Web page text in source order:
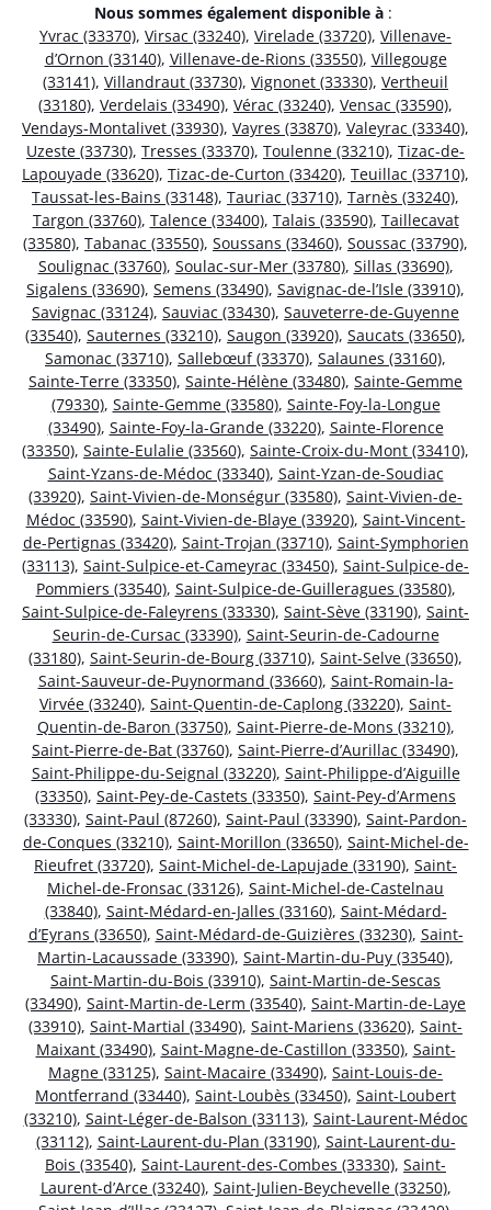
Nous sommes également disponible à :
Yvrac (33370), Virsac (33240), Virelade (33720), Villenave-
d’Ornon (33140), Villenave-de-Rions (33550), Villegouge
(33141), Villandraut (33730), Vignonet (33330), Vertheuil
(33180), Verdelais (33490), Vérac (33240), Vensac (33590),
Vendays-Montalivet (33930), Vayres (33870), Valeyrac (33340),
Uzeste (33730), Tresses (33370), Toulenne (33210), Tizac-de-
Lapouyade (33620), Tizac-de-Curton (33420), Teuillac (33710),
Taussat-les-Bains (33148), Tauriac (33710), Tarnès (33240),
Targon (33760), Talence (33400), Talais (33590), Taillecavat
(33580), Tabanac (33550), Soussans (33460), Soussac (33790),
Soulignac (33760), Soulac-sur-Mer (33780), Sillas (33690),
Sigalens (33690), Semens (33490), Savignac-de-l’Isle (33910),
Savignac (33124), Sauviac (33430), Sauveterre-de-Guyenne
(33540), Sauternes (33210), Saugon (33920), Saucats (33650),
Samonac (33710), Sallebœuf (33370), Salaunes (33160),
Sainte-Terre (33350), Sainte-Hélène (33480), Sainte-Gemme
(79330), Sainte-Gemme (33580), Sainte-Foy-la-Longue
(33490), Sainte-Foy-la-Grande (33220), Sainte-Florence
(33350), Sainte-Eulalie (33560), Sainte-Croix-du-Mont (33410),
Saint-Yzans-de-Médoc (33340), Saint-Yzan-de-Soudiac
(33920), Saint-Vivien-de-Monségur (33580), Saint-Vivien-de-
Médoc (33590), Saint-Vivien-de-Blaye (33920), Saint-Vincent-
de-Pertignas (33420), Saint-Trojan (33710), Saint-Symphorien
(33113), Saint-Sulpice-et-Cameyrac (33450), Saint-Sulpice-de-
Pommiers (33540), Saint-Sulpice-de-Guilleragues (33580),
Saint-Sulpice-de-Faleyrens (33330), Saint-Sève (33190), Saint-
Seurin-de-Cursac (33390), Saint-Seurin-de-Cadourne
(33180), Saint-Seurin-de-Bourg (33710), Saint-Selve (33650),
Saint-Sauveur-de-Puynormand (33660), Saint-Romain-la-
Virvée (33240), Saint-Quentin-de-Caplong (33220), Saint-
Quentin-de-Baron (33750), Saint-Pierre-de-Mons (33210),
Saint-Pierre-de-Bat (33760), Saint-Pierre-d’Aurillac (33490),
Saint-Philippe-du-Seignal (33220), Saint-Philippe-d’Aiguille
(33350), Saint-Pey-de-Castets (33350), Saint-Pey-d’Armens
(33330), Saint-Paul (87260), Saint-Paul (33390), Saint-Pardon-
de-Conques (33210), Saint-Morillon (33650), Saint-Michel-de-
Rieufret (33720), Saint-Michel-de-Lapujade (33190), Saint-
Michel-de-Fronsac (33126), Saint-Michel-de-Castelnau
(33840), Saint-Médard-en-Jalles (33160), Saint-Médard-
d’Eyrans (33650), Saint-Médard-de-Guizières (33230), Saint-
Martin-Lacaussade (33390), Saint-Martin-du-Puy (33540),
Saint-Martin-du-Bois (33910), Saint-Martin-de-Sescas
(33490), Saint-Martin-de-Lerm (33540), Saint-Martin-de-Laye
(33910), Saint-Martial (33490), Saint-Mariens (33620), Saint-
Maixant (33490), Saint-Magne-de-Castillon (33350), Saint-
Magne (33125), Saint-Macaire (33490), Saint-Louis-de-
Montferrand (33440), Saint-Loubès (33450), Saint-Loubert
(33210), Saint-Léger-de-Balson (33113), Saint-Laurent-Médoc
(33112), Saint-Laurent-du-Plan (33190), Saint-Laurent-du-
Bois (33540), Saint-Laurent-des-Combes (33330), Saint-
Laurent-d’Arce (33240), Saint-Julien-Beychevelle (33250),